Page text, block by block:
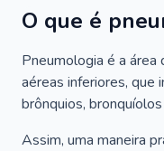
O que é
Pneumologia é a área
aéreas inferiores, que
brônquios,
Assim, uma maneira